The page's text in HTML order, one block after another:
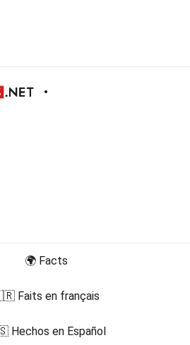
🌍 Facts
Faits en français
Hechos en Español